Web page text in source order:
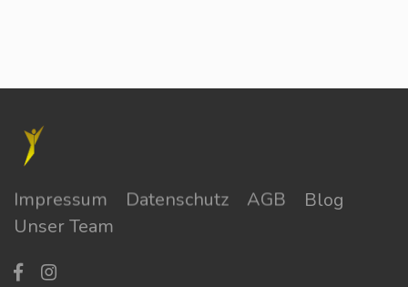
Impressum Datenschutz AGB
Blog
Unser Team